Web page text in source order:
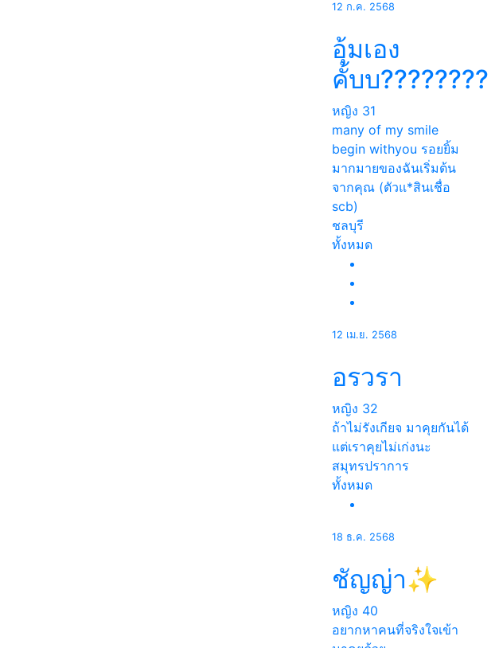
12 ก.ค. 2568
อุ้มเอง
คั้บบ????????
หญิง 31
many of my smile
begin withyou รอยยิ้ม
มากมายของฉันเริ่มต้น
จากคุณ (ตัวแ*สินเชื่อ
scb)
ชลบุรี
ทั้งหมด
12 เม.ย. 2568
อรวรา
หญิง 32
ถ้าไม่รังเกียจ มาคุยกันได้
แต่เราคุยไม่เก่งนะ
สมุทรปราการ
ทั้งหมด
18 ธ.ค. 2568
ชัญญ่า✨
หญิง 40
อยากหาคนที่จริงใจเข้า